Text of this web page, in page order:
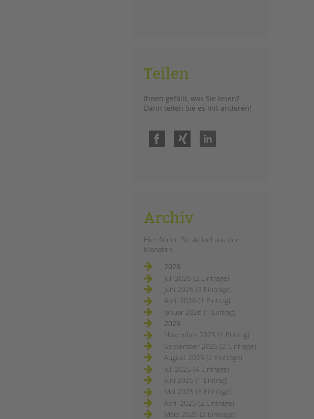
Teilen
Ihnen gefällt, was Sie lesen?
Dann teilen Sie es mit anderen!
Facebook
Archiv
Hier finden Sie Artikel aus den
Monaten
2026
Juli 2026 (2 Einträge)
Juni 2026 (3 Einträge)
April 2026 (1 Eintrag)
Januar 2026 (1 Eintrag)
2025
November 2025 (1 Eintrag)
September 2025 (2 Einträge)
August 2025 (2 Einträge)
Juli 2025 (4 Einträge)
Juni 2025 (1 Eintrag)
Mai 2025 (3 Einträge)
April 2025 (2 Einträge)
März 2025 (2 Einträge)